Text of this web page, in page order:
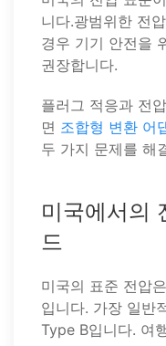
니다.광범위한 전
경우 기기 안전을
권장합니다.
플러그 적응과 전
면 조합형 변환 어
두 가지 문제를 해
미국에서의
드
미국의 표준 전압
입니다. 가장 일반
Type B입니다. 여